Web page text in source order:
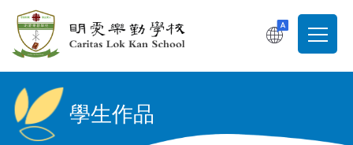
移至主內容
Main
學生作品